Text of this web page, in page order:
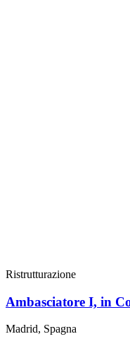
Ristrutturazione
Ambasciatore I, in
Madrid, Spagna